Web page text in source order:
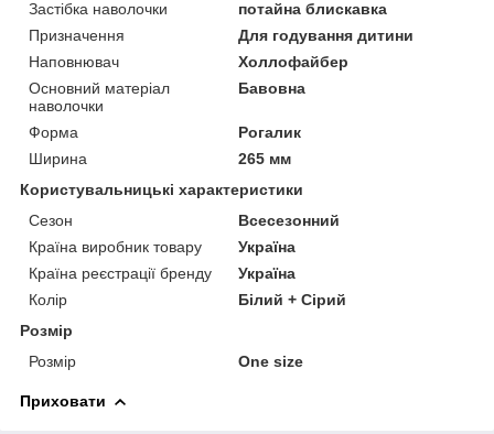
Застібка наволочки
потайна блискавка
Призначення
Для годування дитини
Наповнювач
Холлофайбер
Основний матеріал
наволочки
Бавовна
Форма
Рогалик
Ширина
265 мм
Користувальницькі характеристики
Сезон
Всесезонний
Країна виробник товару
Україна
Країна реєстрації бренду
Україна
Колір
Білий + Сірий
Розмір
Розмір
One size
Приховати